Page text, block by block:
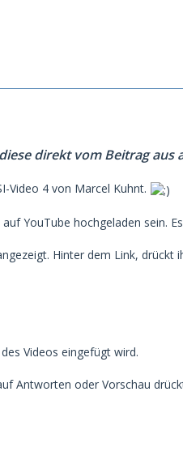
direkt vom Beitrag aus
Video 4 von Marcel Kuhnt.
YouTube hochgeladen sein.
Hinter dem Link, drückt
Videos eingefügt wird.
Antworten oder Vorschau